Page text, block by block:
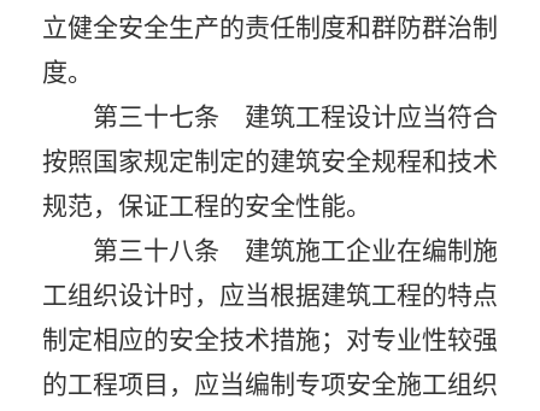
立健全安全生产的责任制度和群防群治制
度。
第三十七条 建筑工程设计应当符合
按照国家规定制定的建筑安全规程和技术
规范，保证工程的安全性能。
第三十八条 建筑施工企业在编制施
工组织设计时，应当根据建筑工程的特点
制定相应的安全技术措施；对专业性较强
的工程项目，应当编制专项安全施工组织